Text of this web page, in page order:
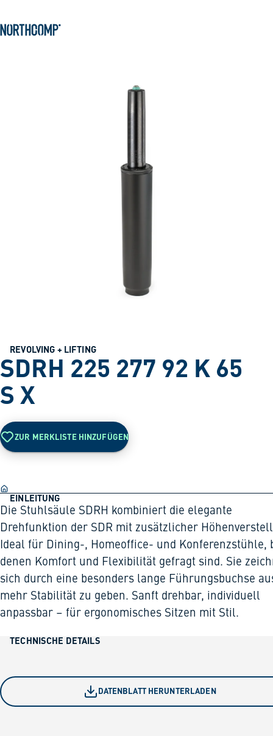
Zur Navigation springen
REVOLVING + LIFTING
SDRH 225 277 92 K 65
S X
ZUR MERKLISTE HINZUFÜGEN
EINLEITUNG
Die Stuhlsäule SDRH kombiniert die elegante
Drehfunktion der SDR mit zusätzlicher
Ideal für Dining-, Homeoffice- und Konferenzstühle,
denen Komfort und Flexibilität gefragt sind. Sie
sich durch eine besonders lange Führungsbuchse
mehr Stabilität zu geben. Sanft drehbar, individuell
anpassbar – für ergonomisches Sitzen mit Stil.
TECHNISCHE DETAILS
DATENBLATT HERUNTERLADEN